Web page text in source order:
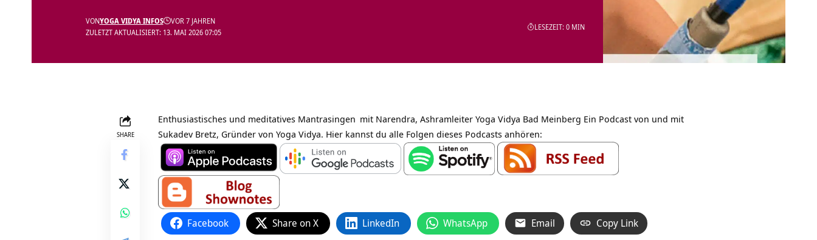
ZULETZT AKTUALISIERT: 13. MAI 2026 07:05
VONYOGA VIDYA INFOS VOR 7 JAHREN
LESEZEIT: 0 MIN
SHARE
Enthusiastisches und meditatives Mantrasingen mit Narendra, Ashramleiter Yoga Vidya Bad Meinberg Ein Podcast von und mit
Sukadev Bretz, Gründer von Yoga Vidya. Hier kannst du alle Folgen dieses Podcasts anhören:
Facebook Share on X LinkedIn WhatsApp Email Copy Link